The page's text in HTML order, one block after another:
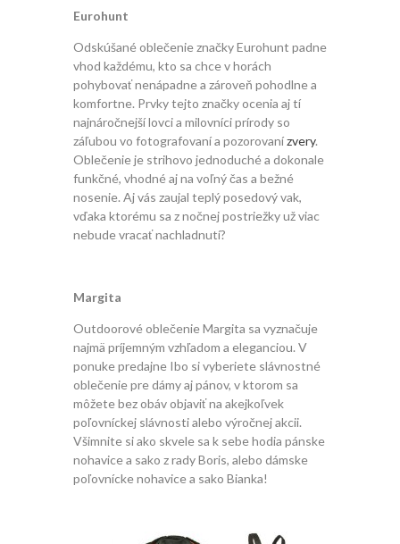
Eurohunt
Odskúšané oblečenie značky Eurohunt padne
vhod každému, kto sa chce v horách
pohybovať nenápadne a zároveň pohodlne a
komfortne. Prvky tejto značky ocenia aj tí
najnáročnejší lovci a milovníci prírody so
záľubou vo fotografovaní a pozorovanízvery.
Oblečenie je strihovo jednoduché a dokonale
funkčné, vhodné aj na voľný čas a bežné
nosenie. Aj vás zaujal teplý posedový vak,
vďaka ktorému sa z nočnej postriežky už viac
nebude vracať nachladnutí?
Margita
Outdoorové oblečenie Margita sa vyznačuje
najmä príjemným vzhľadom a eleganciou. V
ponuke predajne Ibo si vyberiete slávnostné
oblečenie pre dámy aj pánov, v ktorom sa
môžete bez obáv objaviť na akejkoľvek
poľovníckej slávnosti alebo výročnej akcii.
Všimnite si ako skvele sa k sebe hodia pánske
nohavice a sako z rady Boris, alebo dámske
poľovnícke nohavice a sako Bianka!